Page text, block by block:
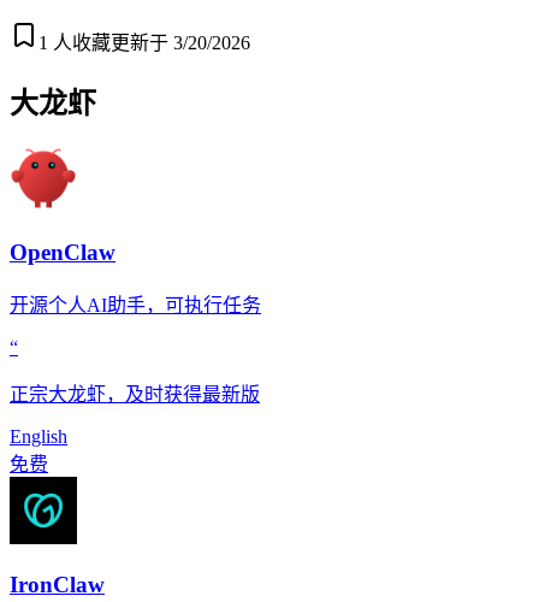
1 人收藏更新于 3/20/2026
大龙虾
OpenClaw
开源个人AI助手，可执行任务
“
正宗大龙虾，及时获得最新版
English
免费
IronClaw